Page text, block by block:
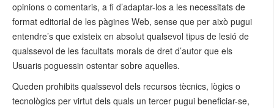
opinions o comentaris, a fi d’adaptar-los a les necessitats de
format editorial de les pàgines Web, sense que per això pugui
entendre’s que existeix en absolut qualsevol tipus de lesió de
qualssevol de les facultats morals de dret d’autor que els
Usuaris poguessin ostentar sobre aquelles.
Queden prohibits qualssevol dels recursos tècnics, lògics o
tecnològics per virtut dels quals un tercer pugui beneficiar-se,